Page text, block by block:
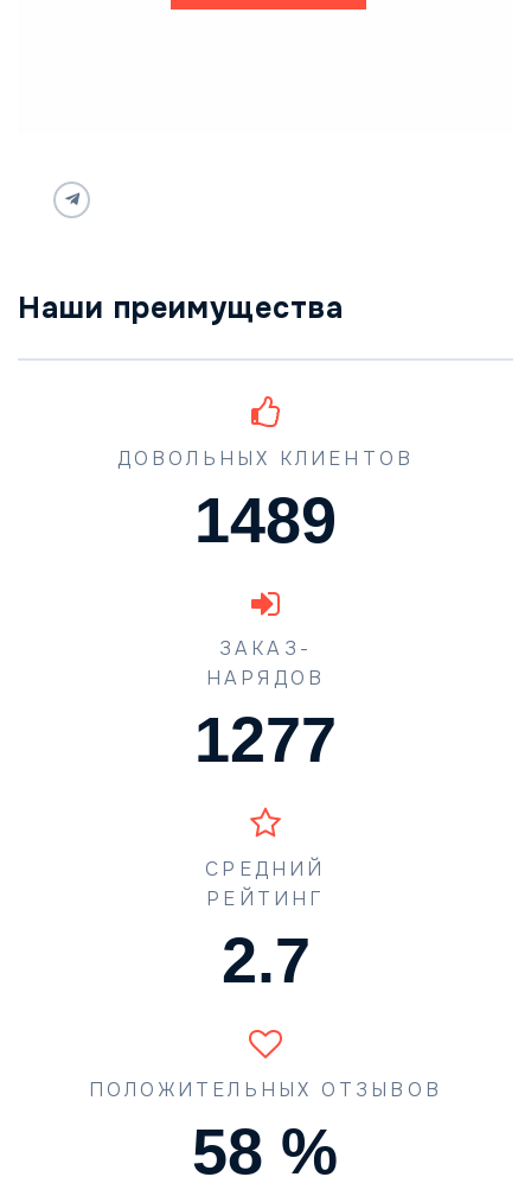
Наши преимущества
ДОВОЛЬНЫХ КЛИЕНТОВ
1489
ЗАКАЗ-
НАРЯДОВ
1773
СРЕДНИЙ
РЕЙТИНГ
4.2
ПОЛОЖИТЕЛЬНЫХ ОТЗЫВОВ
90 %